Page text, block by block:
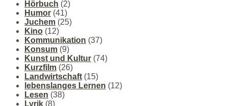
Hörbuch (2)
Humor (41)
Juchem (25)
Kino (12)
Kommunikation (37)
Konsum (9)
Kunst und Kultur (74)
Kurzfilm (26)
Landwirtschaft (15)
lebenslanges Lernen (12)
Lesen (38)
Lyrik (8)